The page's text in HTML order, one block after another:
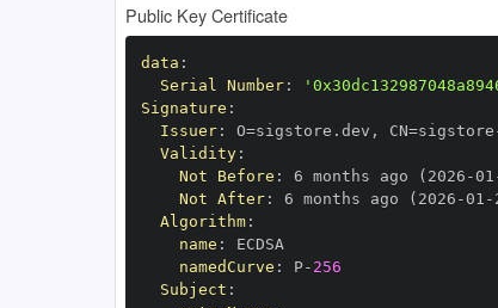
Public Key Certificate
data :
Serial Number:
Signature :
Issuer: O=sigstore.dev , CN=sigstore
Validity:
Not Before : 6 months ago (2026 -01
Not After: 6 months ago (2026 -01 -
Algorithm:
name :
namedCurve : P- 256
Subject :